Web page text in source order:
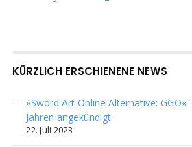
KÜRZLICH ERSCHIENENE NEWS
»Sword Art Online Alternative: GGO«
Jahren angekündigt
22. Juli 2023